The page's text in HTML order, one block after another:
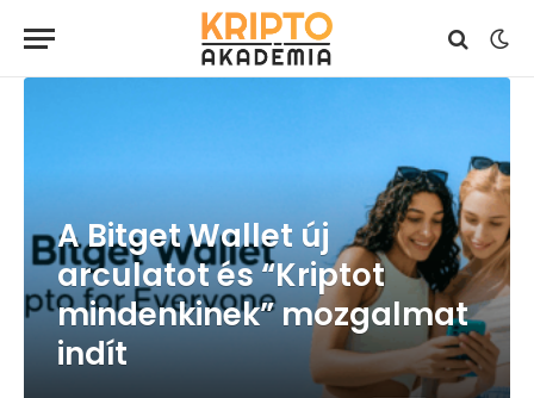
A Bitget Wallet új
arculatot és “Kriptot
mindenkinek” mozgalmat
indít